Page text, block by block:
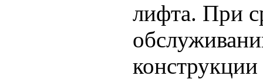
лифта. При